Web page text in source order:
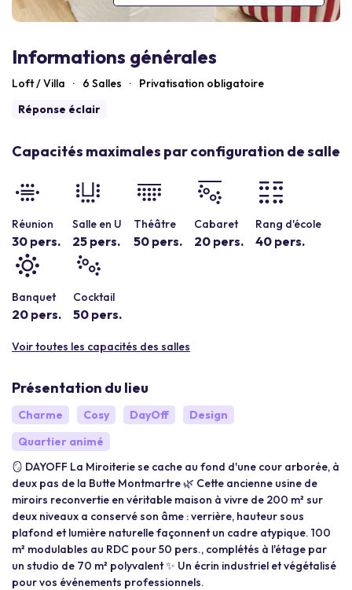
Informations générales
Loft / Villa · 6 Salles ·
Privatisation obligatoire
Réponse éclair
Capacités maximales par configuration de salle
Réunion
30 pers.
Salle en U
25 pers.
Théâtre
50 pers.
Cabaret
20 pers.
Rang d'école
40 pers.
Banquet
20 pers.
Cocktail
50 pers.
Voir toutes les capacités des salles
Présentation du lieu
Charme Cosy DayOff
Design
Quartier animé
🪞 DAYOFF La Miroiterie se cache au fond d'une cour arborée, à
deux pas de la Butte Montmartre 🌿 Cette ancienne usine de
miroirs reconvertie en véritable maison à vivre de 200 m² sur
deux niveaux a conservé son âme : verrière, hauteur sous
plafond et lumière naturelle façonnent un cadre atypique. 100
m² modulables au RDC pour 50 pers., complétés à l'étage par
un studio de 70 m² polyvalent ✨ Un écrin industriel et végétalisé
pour vos événements professionnels.